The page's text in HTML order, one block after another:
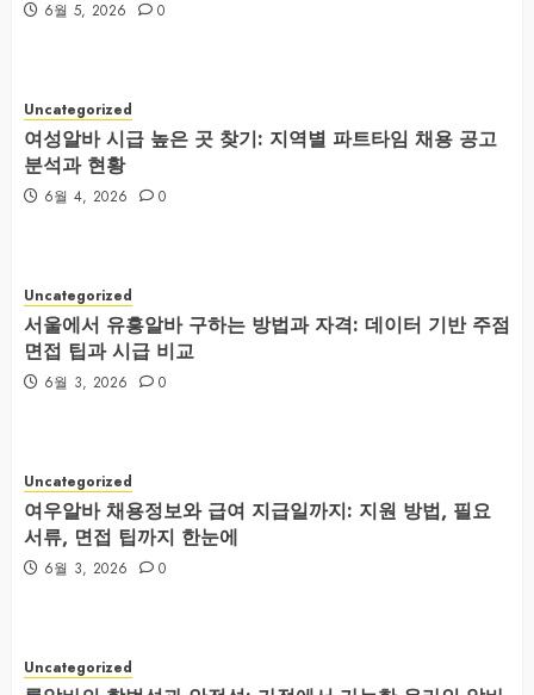
6월 5, 2026 0
Uncategorized
여성알바 시급 높은 곳 찾기: 지역별 파트타임 채용 공고
분석과 현황
6월 4, 2026 0
Uncategorized
서울에서 유흥알바 구하는 방법과 자격: 데이터 기반 주점
면접 팁과 시급 비교
6월 3, 2026 0
Uncategorized
여우알바 채용정보와 급여 지급일까지: 지원 방법, 필요
서류, 면접 팁까지 한눈에
6월 3, 2026 0
Uncategorized